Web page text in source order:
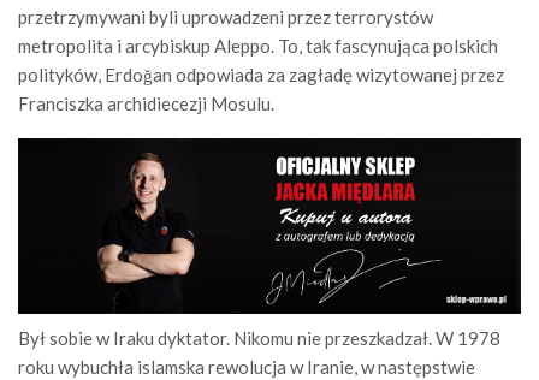
przetrzymywani byli uprowadzeni przez terrorystów
metropolita i arcybiskup Aleppo. To, tak fascynująca polskich
polityków, Erdoğan odpowiada za zagładę wizytowanej przez
Franciszka archidiecezji Mosulu.
Był sobie w Iraku dyktator. Nikomu nie przeszkadzał. W 1978
roku wybuchła islamska rewolucja w Iranie, w następstwie